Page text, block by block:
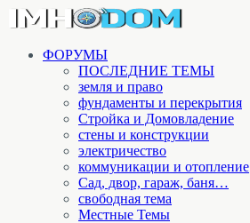
ФОРУМЫ
ПОСЛЕДНИЕ ТЕМЫ
земля и право
фундаменты и перекрытия
Стройка и Домовладение
стены и конструкции
электричество
коммуникации и отопление
Cад, двор, гараж, баня…
свободная тема
Местные Темы